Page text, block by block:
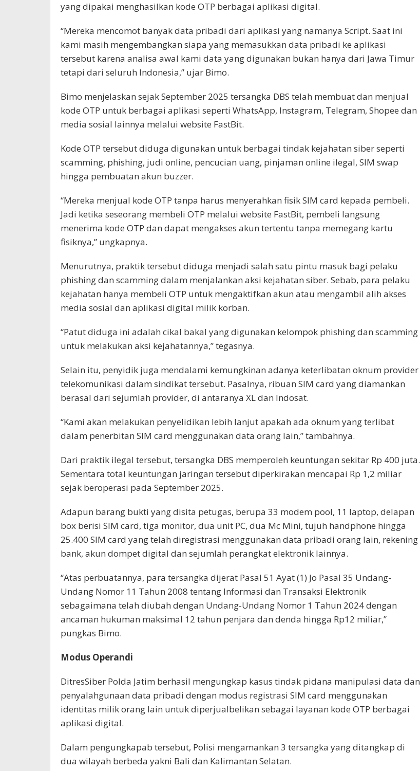
yang dipakai menghasilkan kode OTP berbagai aplikasi digital.
“Mereka mencomot banyak data pribadi dari aplikasi yang namanya Script. Saat ini
kami masih mengembangkan siapa yang memasukkan data pribadi ke aplikasi
tersebut karena analisa awal kami data yang digunakan bukan hanya dari Jawa Timur
tetapi dari seluruh Indonesia,” ujar Bimo.
Bimo menjelaskan sejak September 2025 tersangka DBS telah membuat dan menjual
kode OTP untuk berbagai aplikasi seperti WhatsApp, Instagram, Telegram, Shopee dan
media sosial lainnya melalui website FastBit.
Kode OTP tersebut diduga digunakan untuk berbagai tindak kejahatan siber seperti
scamming, phishing, judi online, pencucian uang, pinjaman online ilegal, SIM swap
hingga pembuatan akun buzzer.
“Mereka menjual kode OTP tanpa harus menyerahkan fisik SIM card kepada pembeli.
Jadi ketika seseorang membeli OTP melalui website FastBit, pembeli langsung
menerima kode OTP dan dapat mengakses akun tertentu tanpa memegang kartu
fisiknya,” ungkapnya.
Menurutnya, praktik tersebut diduga menjadi salah satu pintu masuk bagi pelaku
phishing dan scamming dalam menjalankan aksi kejahatan siber. Sebab, para pelaku
kejahatan hanya membeli OTP untuk mengaktifkan akun atau mengambil alih akses
media sosial dan aplikasi digital milik korban.
“Patut diduga ini adalah cikal bakal yang digunakan kelompok phishing dan scamming
untuk melakukan aksi kejahatannya,” tegasnya.
Selain itu, penyidik juga mendalami kemungkinan adanya keterlibatan oknum provider
telekomunikasi dalam sindikat tersebut. Pasalnya, ribuan SIM card yang diamankan
berasal dari sejumlah provider, di antaranya XL dan Indosat.
“Kami akan melakukan penyelidikan lebih lanjut apakah ada oknum yang terlibat
dalam penerbitan SIM card menggunakan data orang lain,” tambahnya.
Dari praktik ilegal tersebut, tersangka DBS memperoleh keuntungan sekitar Rp 400 juta.
Sementara total keuntungan jaringan tersebut diperkirakan mencapai Rp 1,2 miliar
sejak beroperasi pada September 2025.
Adapun barang bukti yang disita petugas, berupa 33 modem pool, 11 laptop, delapan
box berisi SIM card, tiga monitor, dua unit PC, dua Mc Mini, tujuh handphone hingga
25.400 SIM card yang telah diregistrasi menggunakan data pribadi orang lain, rekening
bank, akun dompet digital dan sejumlah perangkat elektronik lainnya.
“Atas perbuatannya, para tersangka dijerat Pasal 51 Ayat (1) Jo Pasal 35 Undang-
Undang Nomor 11 Tahun 2008 tentang Informasi dan Transaksi Elektronik
sebagaimana telah diubah dengan Undang-Undang Nomor 1 Tahun 2024 dengan
ancaman hukuman maksimal 12 tahun penjara dan denda hingga Rp12 miliar,”
pungkas Bimo.
Modus Operandi
DitresSiber Polda Jatim berhasil mengungkap kasus tindak pidana manipulasi data dan
penyalahgunaan data pribadi dengan modus registrasi SIM card menggunakan
identitas milik orang lain untuk diperjualbelikan sebagai layanan kode OTP berbagai
aplikasi digital.
Dalam pengungkapab tersebut, Polisi mengamankan 3 tersangka yang ditangkap di
dua wilayah berbeda yakni Bali dan Kalimantan Selatan.